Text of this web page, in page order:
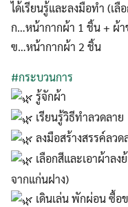
ได้เรียนรู้และลงมือทำ (เลื
ก…หน้ากากผ้า 1 ชิ้น + ผ้
ฃ…หน้ากากผ้า 2 ชิ้น
#กระบวนการ
รู้จักผ้า
เรียนรู้วิธีทำลวดลาย
ลงมือสร้างสรรค์ลว
เลือกสีและเอาผ้าล
จากแก่นฝาง)
เดินเล่น พักผ่อน ซื้อ